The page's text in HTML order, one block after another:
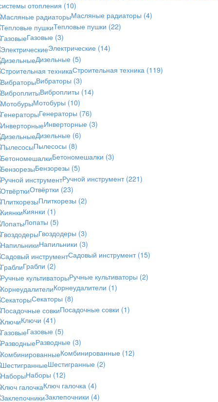
отопления (10)
Масляные радиаторы (4)
Тепловые пушки (22)
Газовые (3)
Электрические (14)
Дизельные (5)
Строительная техника (119)
Вибраторы (3)
Виброплиты (14)
Мотобуры (10)
Генераторы (76)
Инверторные (3)
Дизельные (6)
Пылесосы (8)
Бетономешалки (3)
Бензорезы (5)
Ручной инструмент (221)
Отвёртки (23)
Плиткорезы (2)
Киянки (1)
Лопаты (5)
Гвоздодеры (3)
Напильники (3)
Садовый инструмент (15)
Грабли (2)
Ручные культиваторы (2)
Корнеудалители (1)
Секаторы (8)
Посадочные совки (1)
Ключи (41)
Газовые (5)
Разводные (3)
Комбинированные (12)
Шестигранные (2)
Наборы (12)
Ключ галочка (4)
Заклепочники (4)